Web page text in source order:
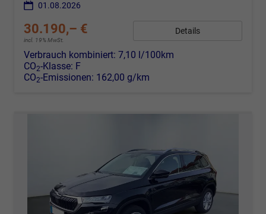
01.08.2026
30.190,– €
incl. 19% MwSt.
Details
Verbrauch kombiniert: 7,10 l/100km
CO2-Klasse: F
CO2-Emissionen: 162,00 g/km